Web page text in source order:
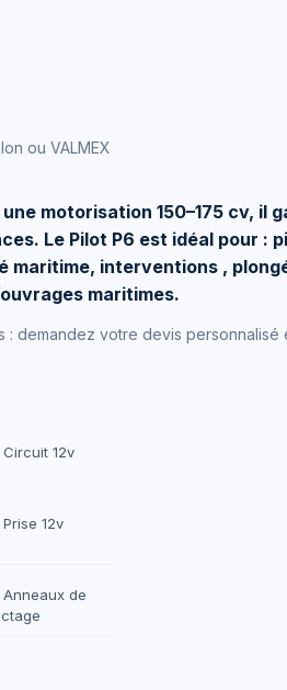
ou VALMEX
motorisation 150–175 cv, il
Le Pilot P6 est idéal pour :
maritime, interventions ,
maritimes.
: demandez votre devis personnalisé
Circuit 12v
Prise 12v
Anneaux de